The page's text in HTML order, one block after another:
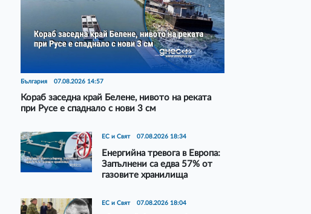
България 07.08.2026 14:57
Кораб заседна край Белене, нивото на реката
при Русе е спаднало с нови 3 см
ЕС и Свят 07.08.2026 18:34
Енергийна тревога в Европа:
Запълнени са едва 57% от
газовите хранилища
ЕС и Свят 07.08.2026 18:04